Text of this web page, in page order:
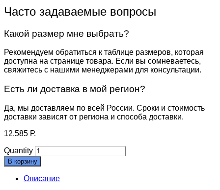
Часто задаваемые вопросы
Какой размер мне выбрать?
Рекомендуем обратиться к таблице размеров, которая
доступна на странице товара. Если вы сомневаетесь,
свяжитесь с нашими менеджерами для консультации.
Есть ли доставка в мой регион?
Да, мы доставляем по всей России. Сроки и стоимость
доставки зависят от региона и способа доставки.
12,585 Р.
Quantity
В корзину
Описание